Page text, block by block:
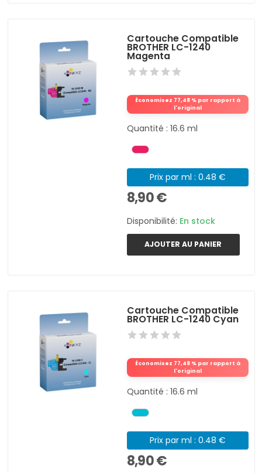
Cartouche Compatible
BROTHER LC-1240
Magenta
Économisez 77,48 % par rapport à
l'original
Quantité : 16.6 ml
Prix par ml : 0.48 €
8,90 €
Disponibilité: En stock
AJOUTER AU PANIER
Cartouche Compatible
BROTHER LC-1240 Cyan
Économisez 77,48 % par rapport à
l'original
Quantité : 16.6 ml
Prix par ml : 0.48 €
8,90 €